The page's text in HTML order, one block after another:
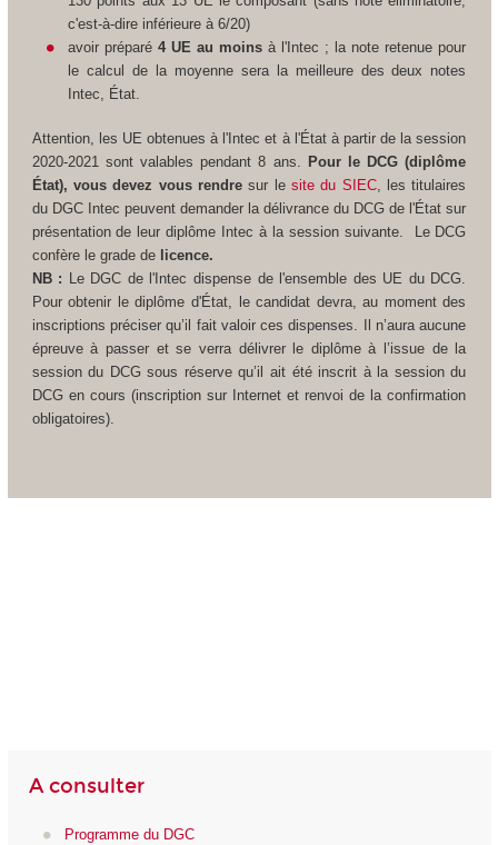
c'est-à-dire inférieure à 6/20)
avoir préparé4 UE au moins à l'Intec ; la note retenue pour
le calcul de la moyenne sera la meilleure des deux notes
Intec, État.
Attention, les UE obtenues à l'Intec et à l'État à partir de la session
2020-2021 sont valables pendant 8 ans. Pour le DCG (diplôme
État), vous devez vous rendresur lesite du SIEC, les titulaires
du DGC Intec peuvent demander la délivrance du DCG de l'État sur
présentation de leur diplôme Intec à la session suivante.
Le DCG
confère le grade de licence.
NB : Le DGC de l'Intec dispense de l'ensemble des UE du DCG.
Pour obtenir le diplôme d'État, le candidat devra, au moment des
inscriptions préciser qu’il fait valoir ces dispenses. Il n’aura aucune
épreuve à passer et se verra délivrer le diplôme à l’issue de la
session du DCG sous réserve qu’il ait été inscrit à la session du
DCG en cours (inscription sur Internet et renvoi de la confirmation
obligatoires).
A consulter
Programme du DGC